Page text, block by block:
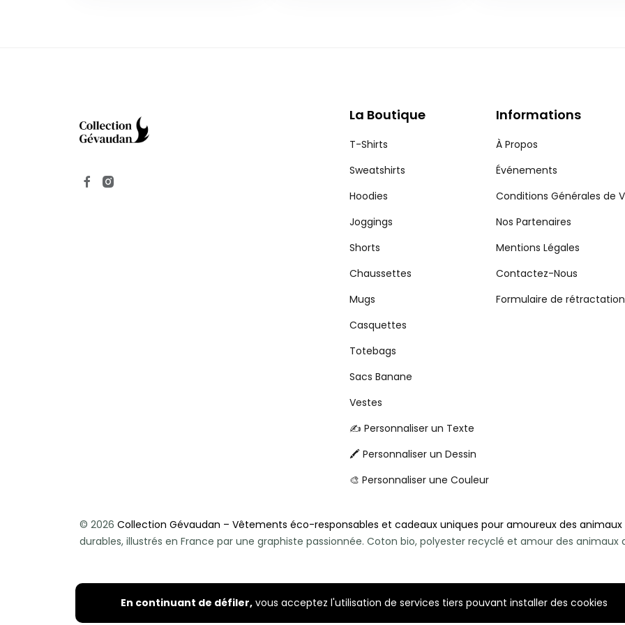
La Boutique
T-Shirts
Sweatshirts
Hoodies
Joggings
Shorts
Chaussettes
Mugs
Casquettes
Totebags
Sacs Banane
Vestes
✍️ Personnaliser un Texte
🖍️ Personnaliser un Dessin
🎨 Personnaliser une Couleur
Informations
À Propos
Événements
Conditions Générales de
Nos Partenaires
Mentions Légales
Contactez-Nous
Formulaire de rétractation
© 2026 Collection Gévaudan – Vêtements éco-responsables et cadeaux uniques pour amoureux des animaux
durables, illustrés en France par une graphiste passionnée. Coton bio, polyester recyclé et amour des
En continuant de défiler,vous acceptez l'utilisation de services tiers pouvant installer des cookies